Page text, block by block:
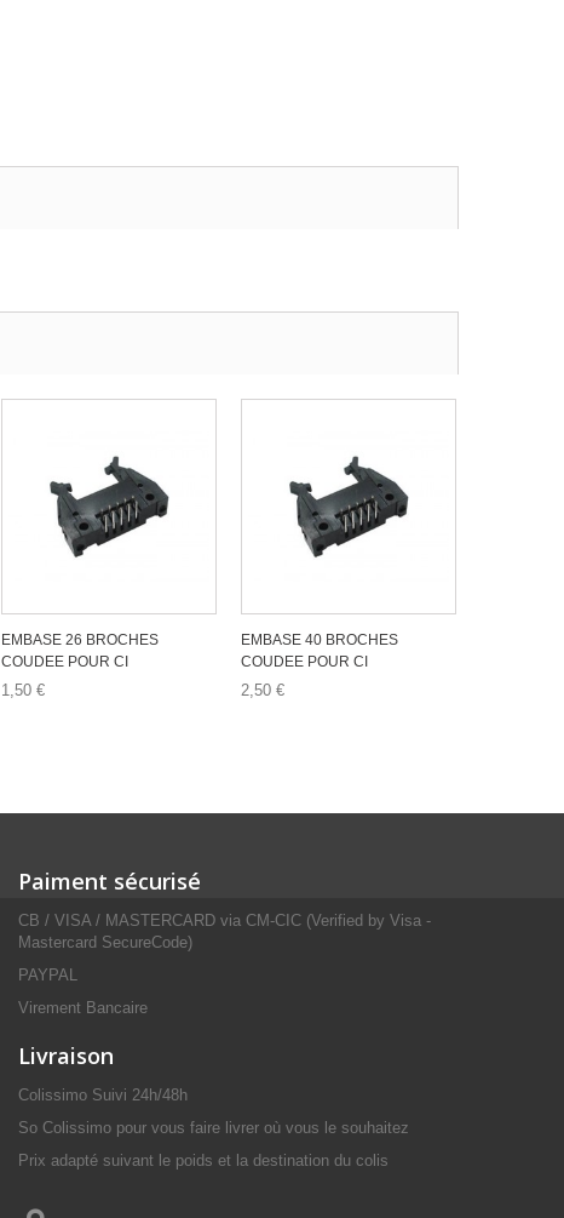
EMBASE 26 BROCHES
COUDEE POUR CI
1,50 €
EMBASE 40 BROCHES
COUDEE POUR CI
2,50 €
Paiment sécurisé
CB / VISA / MASTERCARD via CM-CIC (Verified by Visa -
Mastercard SecureCode)
PAYPAL
Virement Bancaire
Livraison
Colissimo Suivi 24h/48h
So Colissimo pour vous faire livrer où vous le souhaitez
Prix adapté suivant le poids et la destination du colis